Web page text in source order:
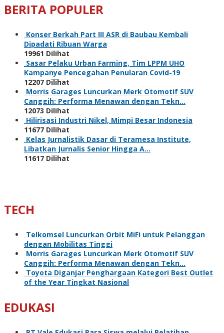
BERITA POPULER
Konser Berkah Part III ASR di Baubau Kembali
Dipadati Ribuan Warga
19961 Dilihat
Sasar Pelaku Urban Farming, Tim LPPM UHO
Kampanye Pencegahan Penularan Covid-19
12207 Dilihat
Morris Garages Luncurkan Merk Otomotif SUV
Canggih: Performa Menawan dengan Tekn…
12073 Dilihat
Hilirisasi Industri Nikel, Mimpi Besar Indonesia
11677 Dilihat
Kelas Jurnalistik Dasar di Teramesa Institute,
Libatkan Jurnalis Senior Hingga A…
11617 Dilihat
TECH
Telkomsel Luncurkan Orbit MiFi untuk Pelanggan
dengan Mobilitas Tinggi
Morris Garages Luncurkan Merk Otomotif SUV
Canggih: Performa Menawan dengan Tekn…
Toyota Diganjar Penghargaan Kategori Best Outlet
of the Year Tingkat Nasional
EDUKASI